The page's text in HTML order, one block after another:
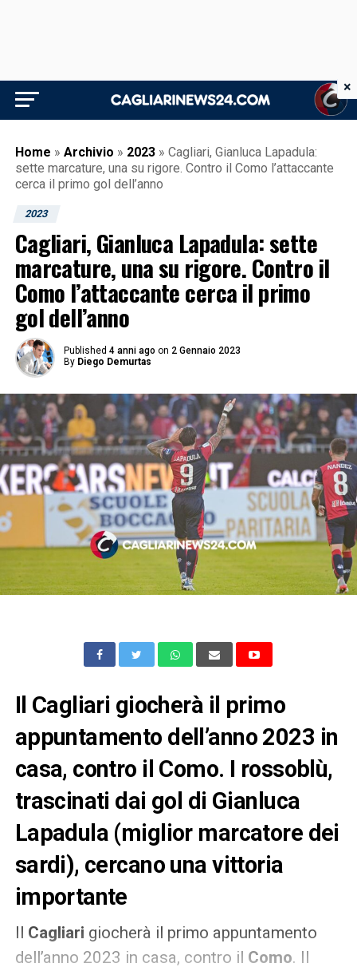
Home » Archivio » 2023 » Cagliari, Gianluca Lapadula:
sette marcature, una su rigore. Contro il Como l’attaccante
cerca il primo gol dell’anno
2023
Cagliari, Gianluca Lapadula: sette
marcature, una su rigore. Contro il
Como l’attaccante cerca il primo
gol dell’anno
Published 4 anni ago on 2 Gennaio 2023
By Diego Demurtas
Il Cagliari giocherà il primo
appuntamento dell’anno 2023 in
casa, contro il Como. I rossoblù,
trascinati dai gol di Gianluca
Lapadula (miglior marcatore dei
sardi), cercano una vittoria
importante
Il Cagliari giocherà il primo appuntamento
dell’anno 2023 in casa, contro il Como. Il
×